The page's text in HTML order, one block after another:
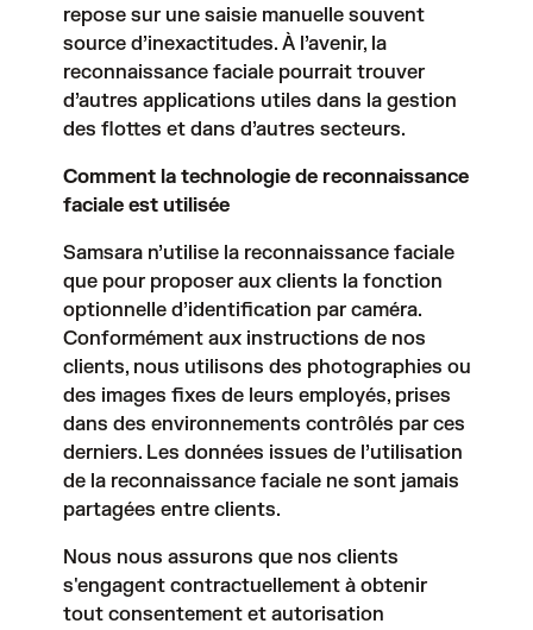
repose sur une saisie manuelle souvent
source d’inexactitudes. À l’avenir, la
reconnaissance faciale pourrait trouver
d’autres applications utiles dans la gestion
des flottes et dans d’autres secteurs.
Comment la technologie de reconnaissance
faciale est utilisée
Samsara n’utilise la reconnaissance faciale
que pour proposer aux clients la fonction
optionnelle d’identification par caméra.
Conformément aux instructions de nos
clients, nous utilisons des photographies ou
des images fixes de leurs employés, prises
dans des environnements contrôlés par ces
derniers. Les données issues de l’utilisation
de la reconnaissance faciale ne sont jamais
partagées entre clients.
Nous nous assurons que nos clients
s'engagent contractuellement à obtenir
tout consentement et autorisation